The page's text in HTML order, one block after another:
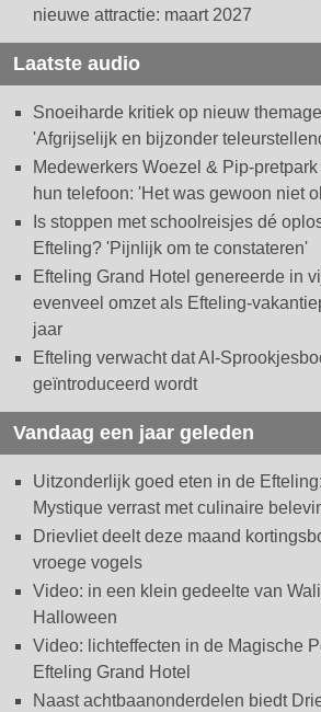
nieuwe attractie: maart 2027
Laatste audio
Snoeiharde kritiek op nieuw
'Afgrijselijk en bijzonder
Medewerkers Woezel & Pip-
hun telefoon: 'Het was gewoon niet
Is stoppen met schoolreisjes dé
Efteling? 'Pijnlijk om te constateren'
Efteling Grand Hotel genereerde in
evenveel omzet als Efteling-
jaar
Efteling verwacht dat AI-
geïntroduceerd wordt
Vandaag een jaar geleden
Uitzonderlijk goed eten in de
Mystique verrast met culinaire
Drievliet deelt deze maand
vroege vogels
Video: in een klein gedeelte van
Halloween
Video: lichteffecten in de Magische
Efteling Grand Hotel
Naast achtbaanonderdelen biedt